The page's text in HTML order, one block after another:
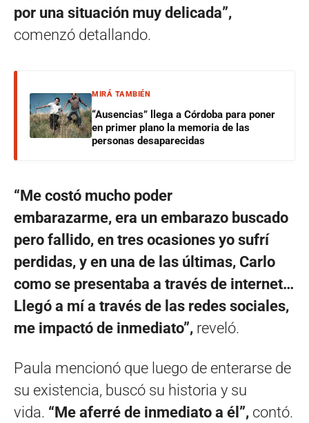
por una situación muy delicada”,
comenzó detallando.
MIRÁ TAMBIÉN
“Ausencias” llega a Córdoba para poner
en primer plano la memoria de las
personas desaparecidas
“Me costó mucho poder
embarazarme, era un embarazo buscado
pero fallido, en tres ocasiones yo sufrí
perdidas, y en una de las últimas, Carlo
como se presentaba a través de internet…
Llegó a mí a través de las redes sociales,
me impactó de inmediato”, reveló.
Paula mencionó que luego de enterarse de
su existencia, buscó su historia y su
vida. “Me aferré de inmediato a él”, contó.